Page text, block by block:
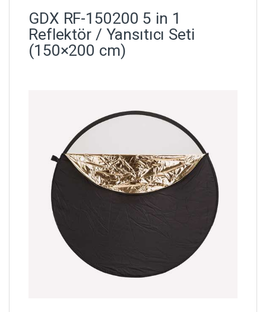
GDX RF-150200 5 in 1
Reflektör / Yansıtıcı Seti
(150×200 cm)